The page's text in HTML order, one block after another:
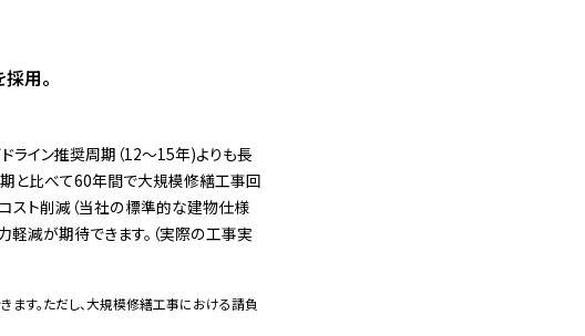
用。
イン推奨周期（12～15年)よりも長
期と比べて60年間で大規模修繕工事回
スト削減（当社の標準的な建物仕様
減が期待できます。（実際の工事実
す。ただし、大規模修繕工事における請負